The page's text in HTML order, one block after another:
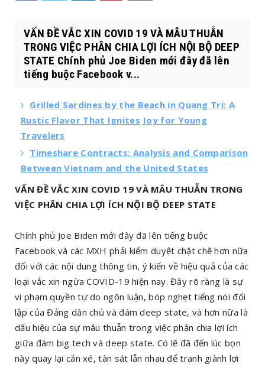
VẤN ĐỀ VẮC XIN COVID 19 VÀ MÂU THUẪN
TRONG VIỆC PHÂN CHIA LỢI ÍCH NỘI BỘ DEEP
STATE Chính phủ Joe Biden mới đây đã lên
tiếng buộc Facebook v...
Grilled Sardines by the Beach in Quang Tri: A
Rustic Flavor That Ignites Joy for Young
Travelers
Timeshare Contracts: Analysis and Comparison
Between Vietnam and the United States
VẤN ĐỀ VẮC XIN COVID 19 VÀ MÂU THUẪN TRONG
VIỆC PHÂN CHIA LỢI ÍCH NỘI BỘ DEEP STATE
Chính phủ Joe Biden mới đây đã lên tiếng buộc
Facebook và các MXH phải kiểm duyệt chặt chẽ hơn nữa
đối với các nội dung thông tin, ý kiến về hiệu quả của các
loại vắc xin ngừa COVID-19 hiện nay. Đây rõ ràng là sự
vi phạm quyền tự do ngôn luận, bóp nghẹt tiếng nói đối
lập của Đảng dân chủ và đám deep state, và hơn nữa là
dấu hiệu của sự mâu thuẫn trong việc phân chia lợi ích
giữa đám big tech và deep state. Có lẽ đã đến lúc bọn
này quay lại cắn xé, tàn sát lẫn nhau để tranh giành lợi